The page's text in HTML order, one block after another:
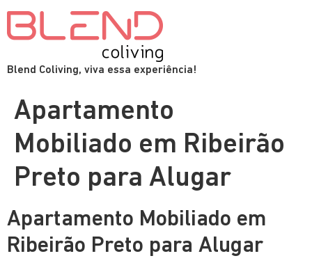
Blend Coliving, viva essa experiência!
Apartamento
Mobiliado em Ribeirão
Preto para Alugar
Apartamento Mobiliado em
Ribeirão Preto para Alugar